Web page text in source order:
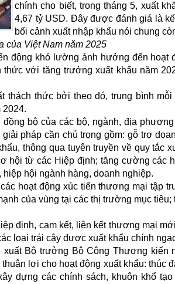
chính cho biết, trong tháng 5, xuất
4,67 tỷ USD. Đây được đánh giá là
bối cảnh xuất nhập khẩu nói chung
của Việt Nam năm 2025
động khó lường ảnh hưởng đến hoạt
với tăng trưởng xuất khẩu năm
thách thức bởi theo đó, trung bình
2024.
bộ của các bộ, ngành, địa
pháp cần chú trọng gồm: gỗ trợ
thông qua tuyên truyền về quy tắc
hội từ các Hiệp định; tăng cường các
hội ngành hàng, doanh nghiệp.
hoạt động xúc tiến thương mại tập
của vùng tại các thị trường mục
định, cam kết, liên kết thương mại
loại trái cây được xuất khẩu chính
xuất Bộ trưởng Bộ Công Thương
lợi cho hoạt động xuất khẩu: thúc
dựng các chính sách, khuôn khổ